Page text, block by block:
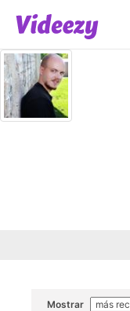
Mostrar